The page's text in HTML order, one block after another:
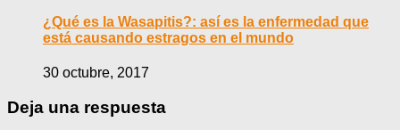
¿Qué es la Wasapitis?: así es la enfermedad que
está causando estragos en el mundo
30 octubre, 2017
Deja una respuesta